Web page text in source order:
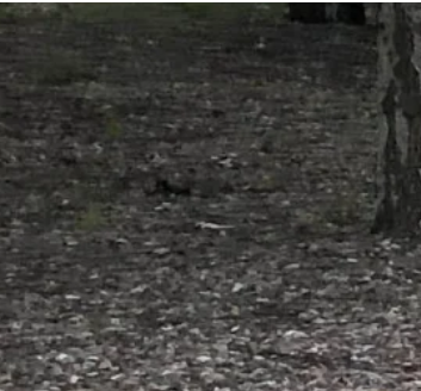
A bis Zfür Selbstlernflächen in NRW